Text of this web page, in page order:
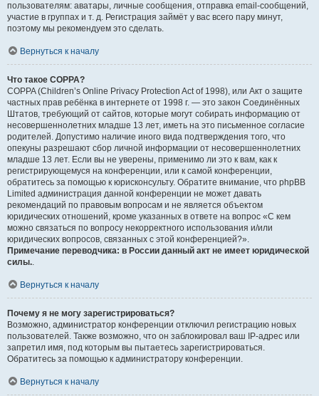
пользователям: аватары, личные сообщения, отправка email-сообщений,
участие в группах и т. д. Регистрация займёт у вас всего пару минут,
поэтому мы рекомендуем это сделать.
Вернуться к началу
Что такое COPPA?
COPPA (Children’s Online Privacy Protection Act of 1998), или Акт о защите
частных прав ребёнка в интернете от 1998 г. — это закон Соединённых
Штатов, требующий от сайтов, которые могут собирать информацию от
несовершеннолетних младше 13 лет, иметь на это письменное согласие
родителей. Допустимо наличие иного вида подтверждения того, что
опекуны разрешают сбор личной информации от несовершеннолетних
младше 13 лет. Если вы не уверены, применимо ли это к вам, как к
регистрирующемуся на конференции, или к самой конференции,
обратитесь за помощью к юрисконсульту. Обратите внимание, что phpBB
Limited администрация данной конференции не может давать
рекомендаций по правовым вопросам и не является объектом
юридических отношений, кроме указанных в ответе на вопрос «С кем
можно связаться по вопросу некорректного использования и/или
юридических вопросов, связанных с этой конференцией?».
Примечание переводчика: в России данный акт не имеет юридической
силы..
Вернуться к началу
Почему я не могу зарегистрироваться?
Возможно, администратор конференции отключил регистрацию новых
пользователей. Также возможно, что он заблокировал ваш IP-адрес или
запретил имя, под которым вы пытаетесь зарегистрироваться.
Обратитесь за помощью к администратору конференции.
Вернуться к началу